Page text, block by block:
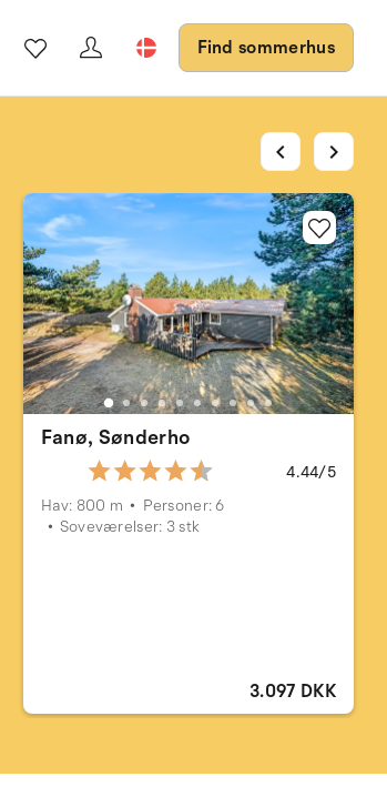
Find sommerhus
Fanø, Sønderho
4.44/5
Hav: 800 m
Personer: 6
Soveværelser: 3 stk
3.097 DKK
chevron_left chevron_right